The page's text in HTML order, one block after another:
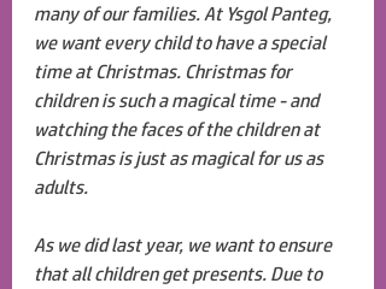
many of our families. At Ysgol Panteg,
we want every child to have a special
time at Christmas. Christmas for
children is such a magical time - and
watching the faces of the children at
Christmas is just as magical for us as
adults.
As we did last year, we want to ensure
that all children get presents. Due to